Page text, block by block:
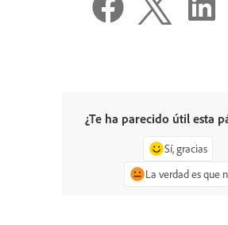
¿Te ha parecido útil esta
Sí, gracias
La verdad es que